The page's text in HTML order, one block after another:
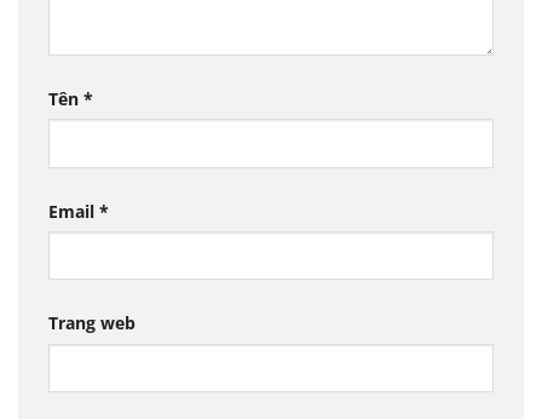
Tên *
Email *
Trang web